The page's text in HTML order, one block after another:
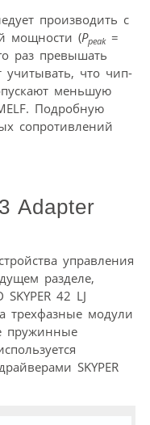
производить с
мощности (Ppeak=
раз превышать
учитывать, что чип-
меньшую
Подробную
сопротивлений
Adapter
управления
разделе,
42 LJ
трехфазные модули
пружинные
SKYPER